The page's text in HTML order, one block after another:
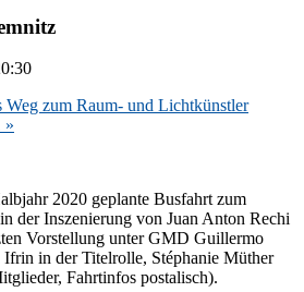
Weg zum Raum- und Lichtkünstler
»
2020 ge­plan­te Bus­fahrt zum
der In­sze­nie­rung von Juan An­ton Rechi
Vor­stel­lung un­ter GMD Guil­ler­mo
in der Ti­tel­rol­le, Sté­pha­nie Müt­her
Fahrt­in­fos postalisch).